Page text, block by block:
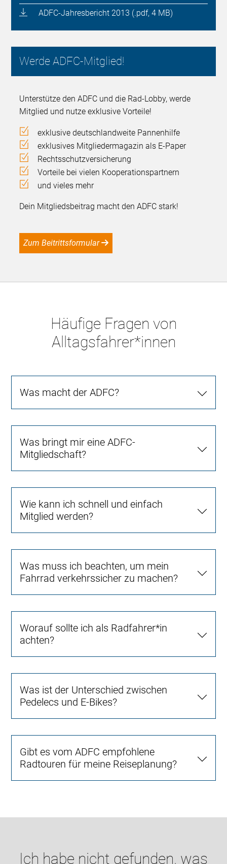
ADFC-Jahresbericht 2013 (.pdf, 4 MB)
Werde ADFC-Mitglied!
Unterstütze den ADFC und die Rad-Lobby, werde
Mitglied und nutze exklusive Vorteile!
exklusive deutschlandweite Pannenhilfe
exklusives Mitgliedermagazin als E-Paper
Rechtsschutzversicherung
Vorteile bei vielen Kooperationspartnern
und vieles mehr
Dein Mitgliedsbeitrag macht den ADFC stark!
Zum Beitrittsformular
Häufige Fragen von
Alltagsfahrer*innen
Was macht der ADFC?
Was bringt mir eine ADFC-
Mitgliedschaft?
Wie kann ich schnell und einfach
Mitglied werden?
Was muss ich beachten, um mein
Fahrrad verkehrssicher zu machen?
Worauf sollte ich als Radfahrer*in
achten?
Was ist der Unterschied zwischen
Pedelecs und E-Bikes?
Gibt es vom ADFC empfohlene
Radtouren für meine Reiseplanung?
Ich habe nicht gefunden, was